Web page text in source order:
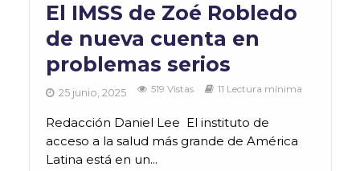
El IMSS de Zoé Robledo
de nueva cuenta en
problemas serios
25 junio, 2025 519 Vistas 11 Lectura mínima
Redacción Daniel Lee El instituto de
acceso a la salud más grande de América
Latina está en un...